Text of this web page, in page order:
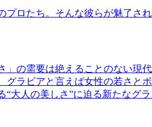
ロたち。そんな彼らが魅了さ
」の需要は絶えることのない
グラビアと言えば女性の若さと
大人の美しさ”に迫る新たなグラ